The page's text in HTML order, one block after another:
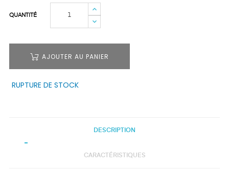
QUANTITÉ
AJOUTER AU PANIER
RUPTURE DE STOCK
DESCRIPTION
CARACTÉRISTIQUES